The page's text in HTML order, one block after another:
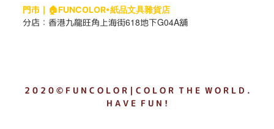
門市｜ 🏠FUNCOLOR•紙品文具雜貨店
分店： 香港九龍旺角上海街618地下G04A舖
2 0 2 0 © F U N C O L O R｜C O L O R T H E W O R L D .
H A V E F U N !